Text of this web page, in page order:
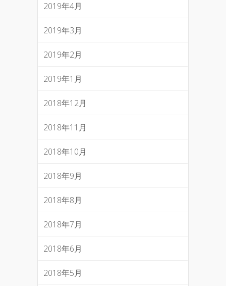
2019年4月
2019年3月
2019年2月
2019年1月
2018年12月
2018年11月
2018年10月
2018年9月
2018年8月
2018年7月
2018年6月
2018年5月